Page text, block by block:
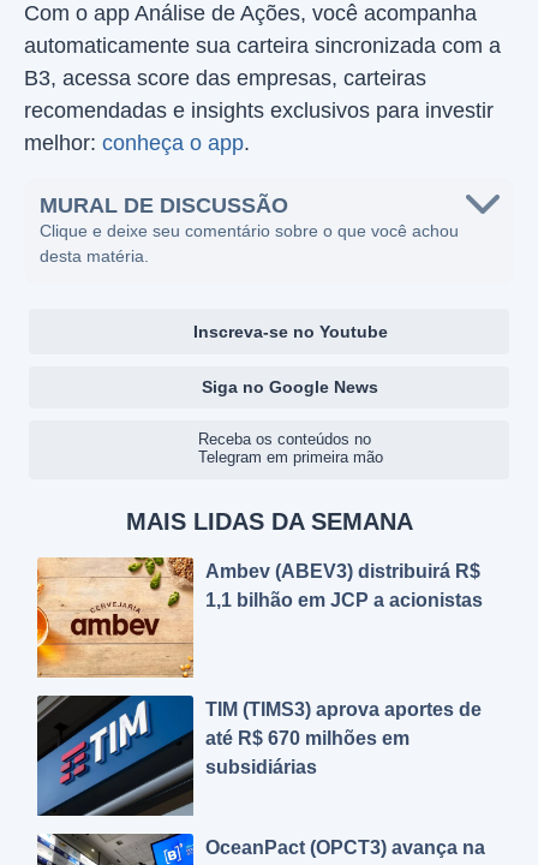
Com o app Análise de Ações, você acompanha
automaticamente sua carteira sincronizada com a
B3, acessa score das empresas, carteiras
recomendadas e insights exclusivos para investir
melhor: conheça o app.
MURAL DE DISCUSSÃO
Clique e deixe seu comentário sobre o que você achou
desta matéria.
Inscreva-se no Youtube
Siga no Google News
Receba os conteúdos no
Telegram em primeira mão
MAIS LIDAS DA SEMANA
Ambev (ABEV3) distribuirá R$
1,1 bilhão em JCP a acionistas
TIM (TIMS3) aprova aportes de
até R$ 670 milhões em
subsidiárias
OceanPact (OPCT3) avança na